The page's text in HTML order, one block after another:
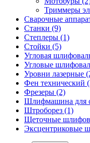
Триммеры
Сварочные
Станки (9)
Степлеры (1)
Стойки (5)
Угловая
Угловые
Уровни лазерные
Фен технический
Фрезеры (2)
Шлифмашина для
Штроборез (1)
Щеточные
Эксцентриковые